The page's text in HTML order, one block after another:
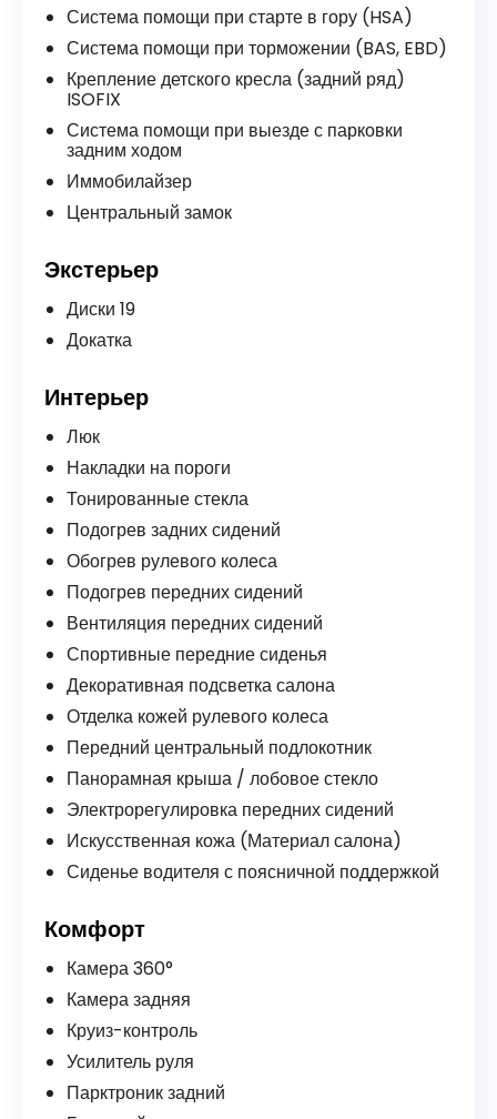
Система помощи при старте в гору (HSA)
Система помощи при торможении (BAS, EBD)
Крепление детского кресла (задний ряд)
ISOFIX
Система помощи при выезде с парковки
задним ходом
Иммобилайзер
Центральный замок
Экстерьер
Диски 19
Докатка
Интерьер
Люк
Накладки на пороги
Тонированные стекла
Подогрев задних сидений
Обогрев рулевого колеса
Подогрев передних сидений
Вентиляция передних сидений
Спортивные передние сиденья
Декоративная подсветка салона
Отделка кожей рулевого колеса
Передний центральный подлокотник
Панорамная крыша / лобовое стекло
Электрорегулировка передних сидений
Искусственная кожа (Материал салона)
Сиденье водителя с поясничной поддержкой
Комфорт
Камера 360°
Камера задняя
Круиз-контроль
Усилитель руля
Парктроник задний